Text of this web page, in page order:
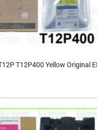
T12P400 Yellow Original